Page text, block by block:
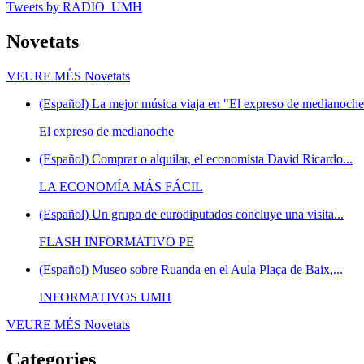
Tweets by RADIO_UMH
Novetats
VEURE MÉS Novetats
(Español) La mejor música viaja en "El expreso de
El expreso de medianoche
(Español) Comprar o alquilar, el economista David Ricardo...
LA ECONOMÍA MÁS FÁCIL
(Español) Un grupo de eurodiputados concluye una visita...
FLASH INFORMATIVO PE
(Español) Museo sobre Ruanda en el Aula Plaça de Baix,...
INFORMATIVOS UMH
VEURE MÉS Novetats
Categories